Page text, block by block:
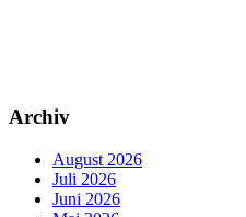
Archiv
August 2026
Juli 2026
Juni 2026